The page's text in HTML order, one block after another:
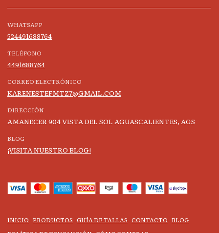
WHATSAPP
524491688764
TELÉFONO
4491688764
CORREO ELECTRÓNICO
KARENESTEFMTZ7@GMAIL.COM
DIRECCIÓN
AMANECER 904 VISTA DEL SOL AGUASCALIENTES, AGS
BLOG
¡VISITA NUESTRO BLOG!
INICIO PRODUCTOS GUÍA DE TALLAS CONTACTO BLOG